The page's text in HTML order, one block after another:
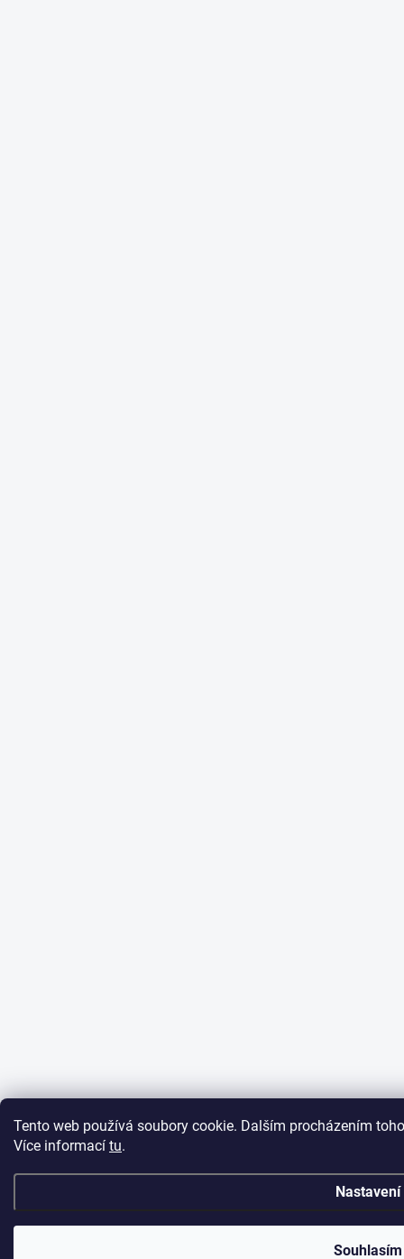
Tento web používá soubory cookie. Dalším procházením
Více informací tu.
Nastavení
Souhlasím